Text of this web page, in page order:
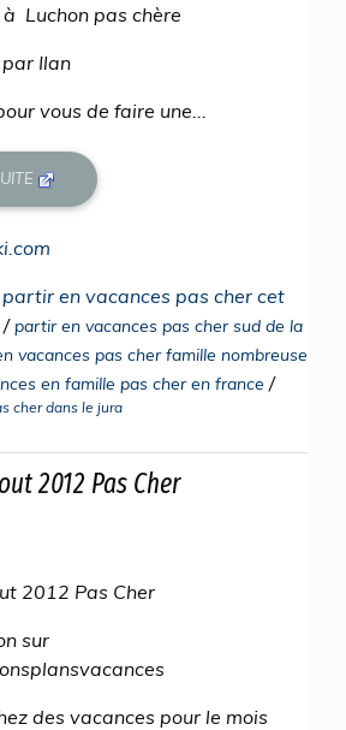
Luchon pas chère
Ilan
vous de faire une...
partir en vacances pas cher cet
/ partir en vacances pas cher sud de la
vacances pas cher famille nombreuse
en famille pas cher en france /
cher dans le jura
2012 Pas Cher
2012 Pas Cher
sur
des vacances pour le mois